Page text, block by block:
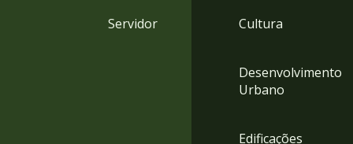
Servidor Cultura
Desenvolvimento
Urbano
Edificações